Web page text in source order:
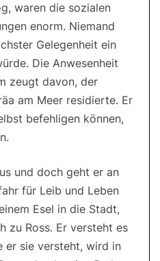
waren die sozialen
enorm. Niemand
Gelegenheit ein
Die Anwesenheit
zeugt davon, der
am Meer residierte. Er
befehligen können,
und doch geht er an
für Leib und Leben
Esel in die Stadt,
zu Ross. Er versteht es
er sie versteht, wird in